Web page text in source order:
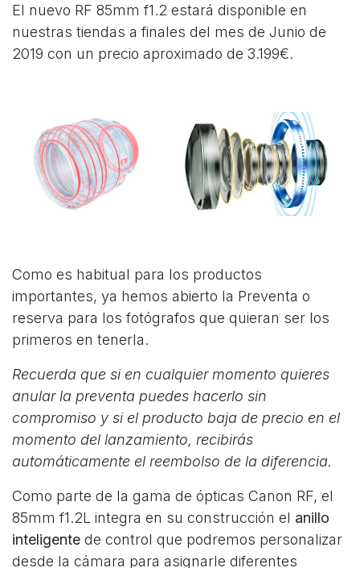
El nuevo RF 85mm f1.2 estará disponible en
nuestras tiendas a finales del mes de Junio de
2019 con un precio aproximado de 3.199€.
Como es habitual para los productos
importantes, ya hemos abierto la Preventa o
reserva para los fotógrafos que quieran ser los
primeros en tenerla.
Recuerda que si en cualquier momento quieres
anular la preventa puedes hacerlo sin
compromiso y si el producto baja de precio en el
momento del lanzamiento, recibirás
automáticamente el reembolso de la diferencia.
Como parte de la gama de ópticas Canon RF, el
85mm f1.2L integra en su construcción el anillo
inteligente de control que podremos personalizar
desde la cámara para asignarle diferentes